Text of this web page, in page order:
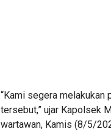
“Kami segera
tersebut,” ujar Kapolsek
wartawan, Kamis (8/5/